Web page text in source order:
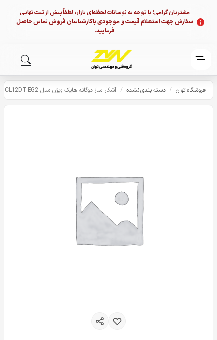
مشتریان گرامی؛ با توجه به نوسانات لحظه‌ای بازار، لطفاً پیش از ثبت نهایی
سفارش جهت استعلام قیمت و موجودی با کارشناسان فروش تماس حاصل
فرمایید.
فروشگاه توان / دسته-بندی-نشده / آشکار ساز دوگانه هایک ویژن مدل DS-PDCL12DT-EG2